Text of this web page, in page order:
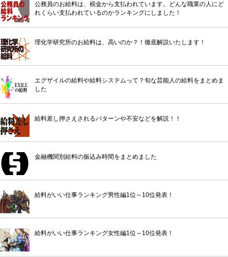
公務員のお給料は、税金から支払われています。どんな職業の人にど
れくらい支払われているのかランキングにしました！
理化学研究所のお給料は、高いのか？！徹底解説いたします！
エグザイルの給料や給料システムって？旬な芸能人の給料をまとめま
した
給料差し押さえされるパターンや不安などを解説！！
金融機関別給料の振込み時間をまとめました
給料がいい仕事ランキング男性編1位～10位発表！
給料がいい仕事ランキング女性編1位～10位発表！